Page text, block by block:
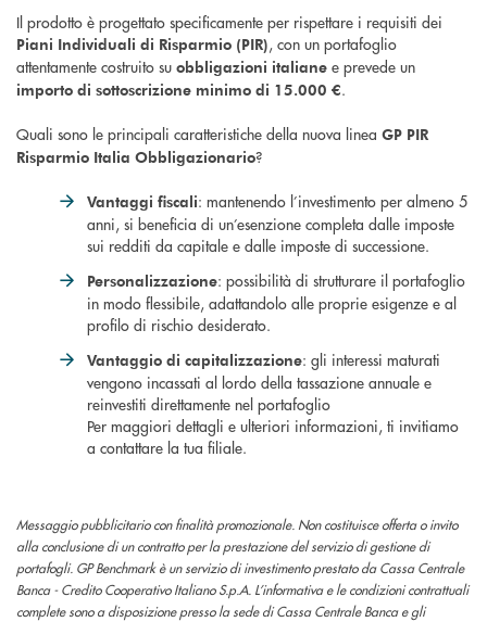
Il prodotto è progettato specificamente per rispettare i requisiti dei
Piani Individuali di Risparmio (PIR), con un portafoglio
attentamente costruito su obbligazioni italiane e prevede un
importo di sottoscrizione minimo di 15.000 €.
Quali sono le principali caratteristiche della nuova linea GP PIR
Risparmio Italia Obbligazionario?
Vantaggi fiscali: mantenendo l’investimento per almeno 5
anni, si beneficia di un’esenzione completa dalle imposte
sui redditi da capitale e dalle imposte di successione.
Personalizzazione: possibilità di strutturare il portafoglio
in modo flessibile, adattandolo alle proprie esigenze e al
profilo di rischio desiderato.
Vantaggio di capitalizzazione: gli interessi maturati
vengono incassati al lordo della tassazione annuale e
reinvestiti direttamente nel portafoglio
Per maggiori dettagli e ulteriori informazioni, ti invitiamo
a contattare la tua filiale.
Messaggio pubblicitario con finalità promozionale. Non costituisce offerta o invito
alla conclusione di un contratto per la prestazione del servizio di gestione di
portafogli. GP Benchmark è un servizio di investimento prestato da Cassa Centrale
Banca - Credito Cooperativo Italiano S.p.A. L’informativa e le condizioni contrattuali
complete sono a disposizione presso la sede di Cassa Centrale Banca e gli